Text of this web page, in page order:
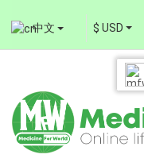
中文 $ USD